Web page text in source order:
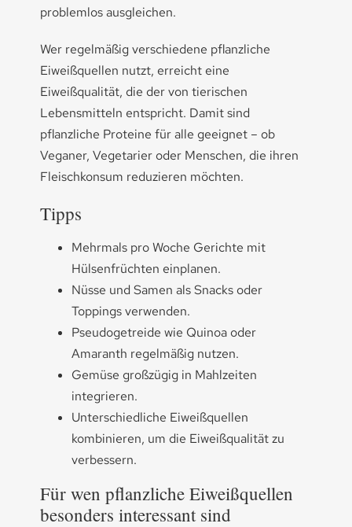
problemlos ausgleichen.
Wer regelmäßig verschiedene pflanzliche
Eiweißquellen nutzt, erreicht eine
Eiweißqualität, die der von tierischen
Lebensmitteln entspricht. Damit sind
pflanzliche Proteine für alle geeignet – ob
Veganer, Vegetarier oder Menschen, die ihren
Fleischkonsum reduzieren möchten.
Tipps
Mehrmals pro Woche Gerichte mit
Hülsenfrüchten einplanen.
Nüsse und Samen als Snacks oder
Toppings verwenden.
Pseudogetreide wie Quinoa oder
Amaranth regelmäßig nutzen.
Gemüse großzügig in Mahlzeiten
integrieren.
Unterschiedliche Eiweißquellen
kombinieren, um die Eiweißqualität zu
verbessern.
Für wen pflanzliche Eiweißquellen
besonders interessant sind